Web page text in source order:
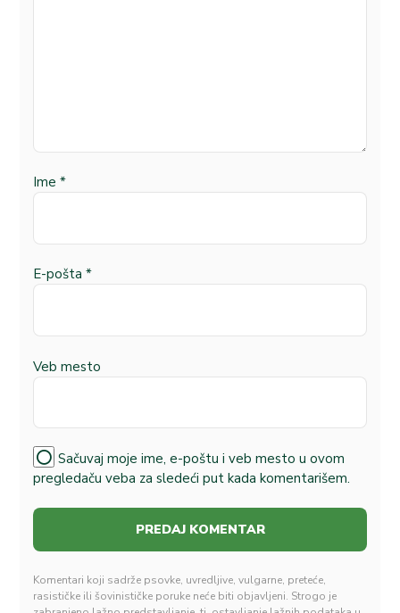
Ime *
E-pošta *
Veb mesto
Sačuvaj moje ime, e-poštu i veb mesto u ovom
pregledaču veba za sledeći put kada komentarišem.
Komentari koji sadrže psovke, uvredljive, vulgarne, preteće,
rasističke ili šovinističke poruke neće biti objavljeni. Strogo je